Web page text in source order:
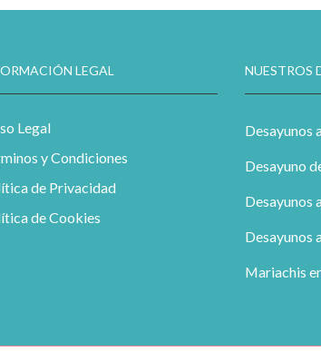
LEGAL
Legal
y Condiciones
de Privacidad
de Cookies
NUESTROS
Desayunos
Desayuno
Desayunos
Desayunos
Mariachis